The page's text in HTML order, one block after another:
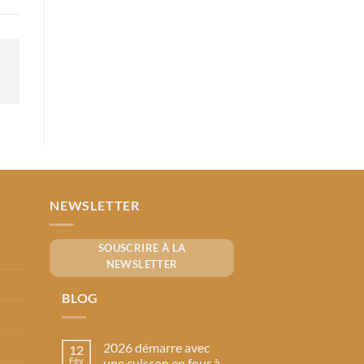
NEWSLETTER
SOUSCRIRE À LA
NEWSLETTER
BLOG
12
Fév
2026 démarre avec